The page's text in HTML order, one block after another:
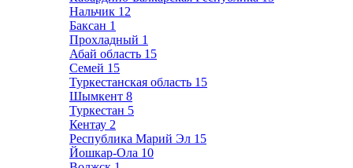
Нальчик 12
Баксан 1
Прохладный 1
Абай область 15
Семей 15
Туркестанская область 15
Шымкент 8
Туркестан 5
Кентау 2
Республика Марий Эл 15
Йошкар-Ола 10